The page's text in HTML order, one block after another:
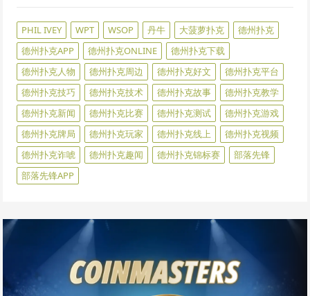
PHIL IVEY WPT WSOP 丹牛 大菠萝扑克
德州扑克
德州扑克APP
德州扑克ONLINE
德州扑克下载
德州扑克人物
德州扑克周边 德州扑克好文
德州扑克平台
德州扑克技巧
德州扑克技术 德州扑克故事
德州扑克教学
德州扑克新闻
德州扑克比赛 德州扑克测试
德州扑克游戏
德州扑克牌局
德州扑克玩家 德州扑克线上
德州扑克视频
德州扑克诈唬
德州扑克趣闻 德州扑克锦标赛
部落先锋
部落先锋APP